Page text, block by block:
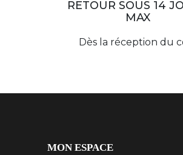
RETOUR SOUS 14
MAX
Dès la réception du
MON ESPACE